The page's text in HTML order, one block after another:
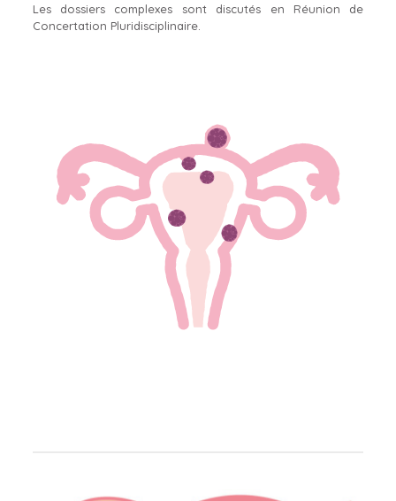
Les dossiers complexes sont discutés en Réunion de
Concertation Pluridisciplinaire.